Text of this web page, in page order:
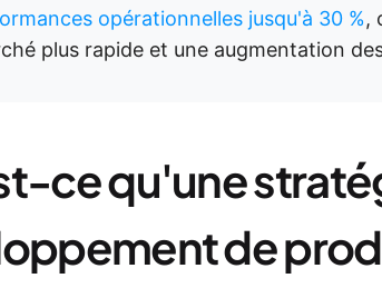
opérationnelles jusqu'à 30 %,
plus rapide et une augmentation
ce qu'une
de